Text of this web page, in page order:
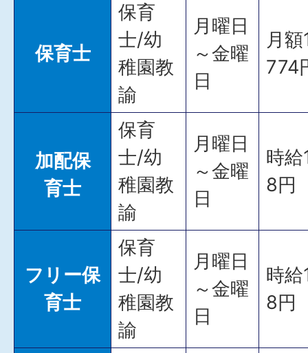
保育士
保育
士/幼
稚園教
諭
月曜日
～金曜
日
月
774
加配保
育士
保育
士/幼
稚園教
諭
月曜日
～金曜
日
時
8円
フリー保
育士
保育
士/幼
稚園教
諭
月曜日
～金曜
日
時
8円